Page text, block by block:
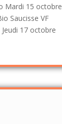
Mardi 15 octobre
Saucisse VF
17 octobre